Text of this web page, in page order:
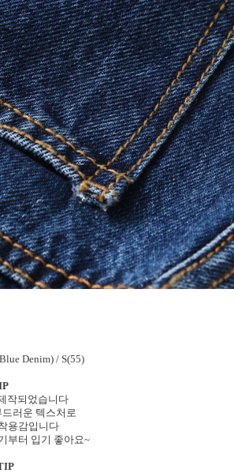
Denim) / S(55)
작되었습니다
러운 텍스처로
용감입니다
부터 입기 좋아요~